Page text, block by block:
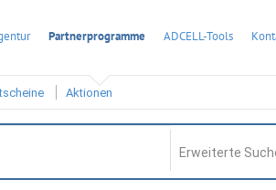
Partnerprogramme ADCELL-Tools
Aktionen
Erweiterte